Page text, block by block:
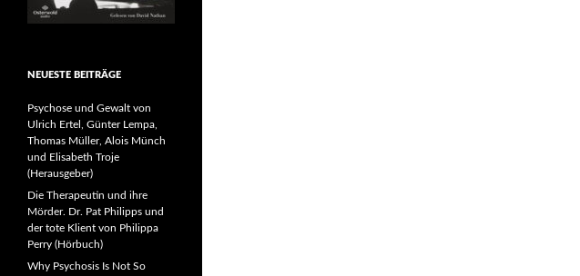
NEUESTE BEITRÄGE
Psychose und Gewalt von
Ulrich Ertel, Günter Lempa,
Thomas Müller, Alois Münch
und Elisabeth Troje
(Herausgeber)
Die Therapeutin und ihre
Mörder. Dr. Pat Philipps und
der tote Klient von Philippa
Perry (Hörbuch)
Why Psychosis Is Not So